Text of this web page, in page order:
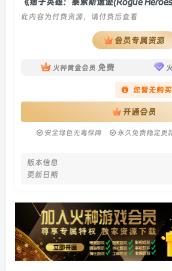
此内容为付费资源，请付费后查看
会员专属资源
火种黄金会员 免费
您暂无购
开通会员
安全绿色无毒保障 永久免费稳定更
版本信息
更新日期